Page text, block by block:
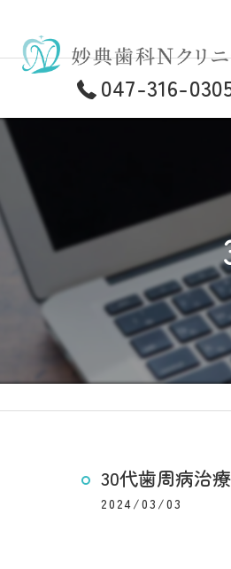
30代歯周病治
2024/03/03
047-316-